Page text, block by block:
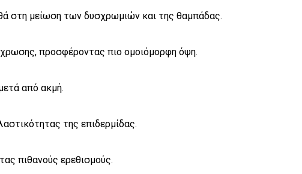
στη μείωση των δυσχρωμιών και της θαμπάδας.
προσφέροντας πιο ομοιόμορφη όψη.
από ακμή.
της επιδερμίδας.
πιθανούς ερεθισμούς.